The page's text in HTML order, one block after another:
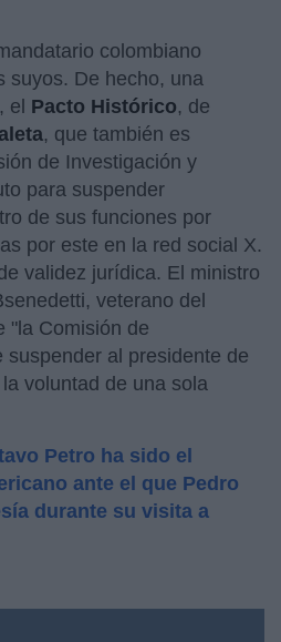
colombiano
suyos. De hecho, una
el Pacto Histórico, de
, que también es
de Investigación y
para suspender
de sus funciones por
por este en la red social X.
validez jurídica. El ministro
veterano del
"la Comisión de
suspender al presidente de
voluntad de una sola
Petro ha sido el
ante el que Pedro
durante su visita a